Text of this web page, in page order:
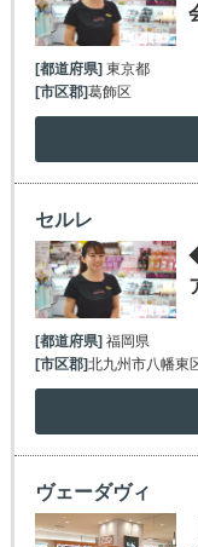
[都道府県]東京都
[市区郡]葛飾区
セルレ
[都道府県] 福岡県
[市区郡]北九州市八幡東
ヴェーダヴィ